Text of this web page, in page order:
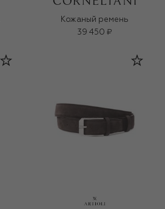
Кожаный ремень
39 450 ₽